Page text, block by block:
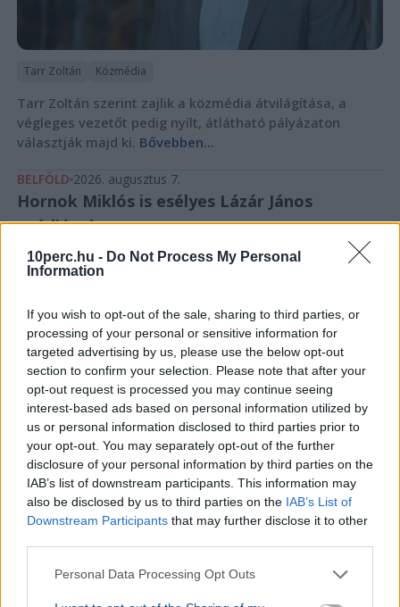
10perc.hu - Do Not Process My Personal
Information
If you wish to opt-out of the sale, sharing to third parties, or
processing of your personal or sensitive information for
targeted advertising by us, please use the below opt-out
section to confirm your selection. Please note that after your
opt-out request is processed you may continue seeing
interest-based ads based on personal information utilized by
us or personal information disclosed to third parties prior to
your opt-out. You may separately opt-out of the further
disclosure of your personal information by third parties on the
IAB’s list of downstream participants. This information may
also be disclosed by us to third parties on the IAB’s List of
Downstream Participants that may further disclose it to other
Personal Data Processing Opt Outs
Tarr Zoltán Közmédia
Tarr Zoltán szerint zajlik a közmédia átvilágítása, a
végleges vezetőt pedig nyílt, átlátható pályázaton
választják majd ki. Bővebben...
BELFÖLD 2026. augusztus 7.
Hornok Miklós is esélyes Lázár János
utódjának
Lázár János
Négy jelölt közül választhat a Magyar Tenisz Szövetség
új elnököt szeptember 26-án, Lázár János májusi
Bővebben...